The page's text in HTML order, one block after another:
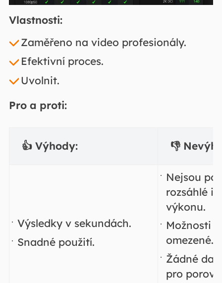
Vlastnosti:
Zaměřeno na video profesionály.
Efektivní proces.
Uvolnit.
Pro a proti:
👍 Výhody: 👎
Výsledky v sekundách.
Snadné použití.
Nejsou
rozsáhlé
výkonu.
Možnosti
omezené.
Žádné
pro